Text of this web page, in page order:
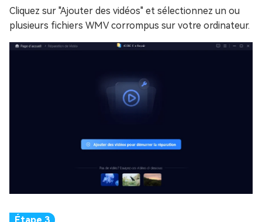
Cliquez sur "Ajouter des vidéos" et sélectionnez un ou
plusieurs fichiers WMV corrompus sur votre ordinateur.